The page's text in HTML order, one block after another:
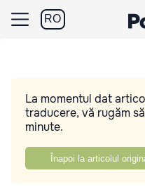
RO
La momentul dat
traducere, vă rugăm
minute.
Înapoi la articolul